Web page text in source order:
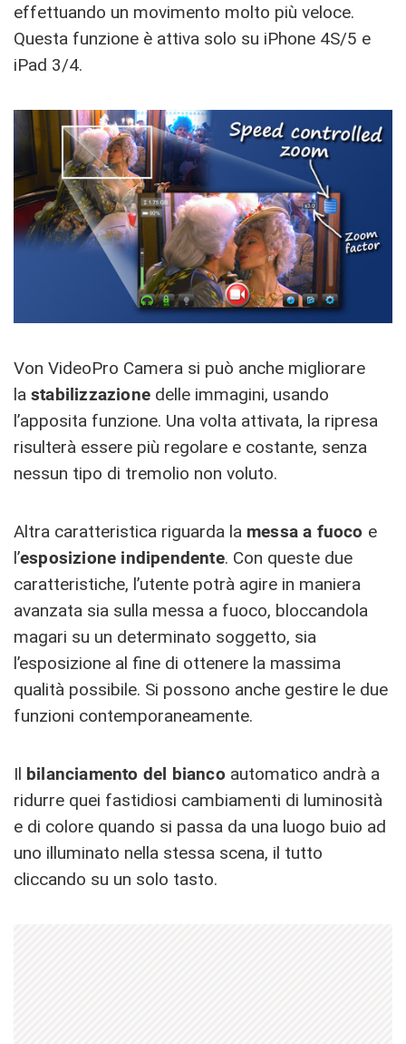
effettuando un movimento molto più veloce.
Questa funzione è attiva solo su iPhone 4S/5 e
iPad 3/4.
Von VideoPro Camera si può anche migliorare
la stabilizzazione delle immagini, usando
l’apposita funzione. Una volta attivata, la ripresa
risulterà essere più regolare e costante, senza
nessun tipo di tremolio non voluto.
Altra caratteristica riguarda la messa a fuoco e
l’esposizione indipendente. Con queste due
caratteristiche, l’utente potrà agire in maniera
avanzata sia sulla messa a fuoco, bloccandola
magari su un determinato soggetto, sia
l’esposizione al fine di ottenere la massima
qualità possibile. Si possono anche gestire le due
funzioni contemporaneamente.
Il bilanciamento del bianco automatico andrà a
ridurre quei fastidiosi cambiamenti di luminosità
e di colore quando si passa da una luogo buio ad
uno illuminato nella stessa scena, il tutto
cliccando su un solo tasto.